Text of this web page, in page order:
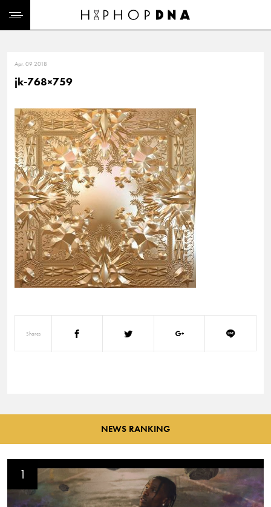
Apr. 09 2018
jk-768×759
Shares
NEWS RANKING